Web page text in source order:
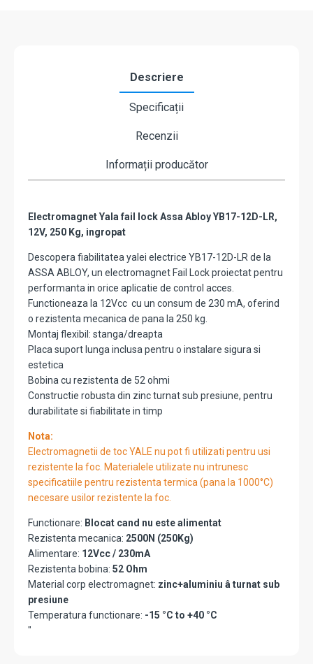
Descriere
Specificații
Recenzii
Informații producător
Electromagnet Yala fail lock Assa Abloy YB17-12D-LR,
12V, 250 Kg, ingropat
Descopera fiabilitatea yalei electrice YB17-12D-LR de la
ASSA ABLOY, un electromagnet Fail Lock proiectat pentru
performanta in orice aplicatie de control acces.
Functioneaza la 12Vcc cu un consum de 230 mA, oferind
o rezistenta mecanica de pana la 250 kg.
Montaj flexibil: stanga/dreapta
Placa suport lunga inclusa pentru o instalare sigura si
estetica
Bobina cu rezistenta de 52 ohmi
Constructie robusta din zinc turnat sub presiune, pentru
durabilitate si fiabilitate in timp
Nota:
Electromagnetii de toc YALE nu pot fi utilizati pentru usi
rezistente la foc. Materialele utilizate nu intrunesc
specificatiile pentru rezistenta termica (pana la 1000°C)
necesare usilor rezistente la foc.
Functionare: Blocat cand nu este alimentat
Rezistenta mecanica: 2500N (250Kg)
Alimentare: 12Vcc / 230mA
Rezistenta bobina: 52 Ohm
Material corp electromagnet: zinc+aluminiu â turnat sub
presiune
Temperatura functionare: -15 °C to +40 °C
"